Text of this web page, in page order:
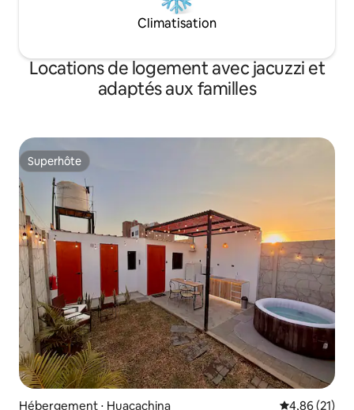
Climatisation
Locations de logement avec jacuzzi et
adaptés aux familles
Superhôte
Superhôte
Hébergement ⋅ Huacachina Évaluation
4,86 (21)